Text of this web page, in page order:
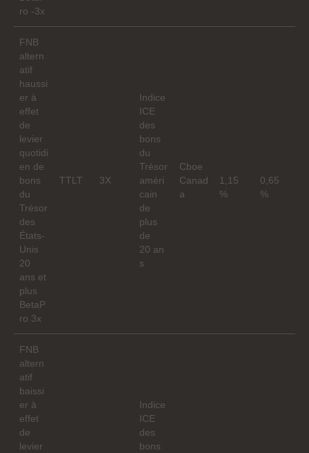
ro -3x
FNB
altern
atif
haussi
er à
effet
de
levier
quotidi
en de
bons
du
Trésor
des
États-
Unis
20
ans et
plus
BetaP
ro 3x
TTLT 3X
Indice
ICE
des
bons
du
Trésor
améri
cain
de
plus
de
20 an
s
Cboe
Canad
a
1,15
%
0,65
%
FNB
altern
atif
baissi
er à
effet
de
levier
Indice
ICE
des
bons